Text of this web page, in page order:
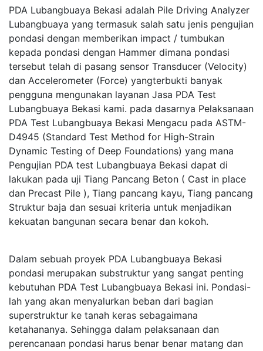
PDA Lubangbuaya Bekasi adalah Pile Driving Analyzer
Lubangbuaya yang termasuk salah satu jenis pengujian
pondasi dengan memberikan impact / tumbukan
kepada pondasi dengan Hammer dimana pondasi
tersebut telah di pasang sensor Transducer (Velocity)
dan Accelerometer (Force) yangterbukti banyak
pengguna mengunakan layanan Jasa PDA Test
Lubangbuaya Bekasi kami. pada dasarnya Pelaksanaan
PDA Test Lubangbuaya Bekasi Mengacu pada ASTM-
D4945 (Standard Test Method for High-Strain
Dynamic Testing of Deep Foundations) yang mana
Pengujian PDA test Lubangbuaya Bekasi dapat di
lakukan pada uji Tiang Pancang Beton ( Cast in place
dan Precast Pile ), Tiang pancang kayu, Tiang pancang
Struktur baja dan sesuai kriteria untuk menjadikan
kekuatan bangunan secara benar dan kokoh.
Dalam sebuah proyek PDA Lubangbuaya Bekasi
pondasi merupakan substruktur yang sangat penting
kebutuhan PDA Test Lubangbuaya Bekasi ini. Pondasi-
lah yang akan menyalurkan beban dari bagian
superstruktur ke tanah keras sebagaimana
ketahananya. Sehingga dalam pelaksanaan dan
perencanaan pondasi harus benar benar matang dan